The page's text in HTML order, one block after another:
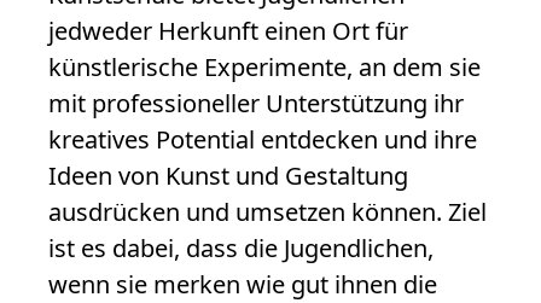
jedweder Herkunft einen Ort für
künstlerische Experimente, an dem sie
mit professioneller Unterstützung ihr
kreatives Potential entdecken und ihre
Ideen von Kunst und Gestaltung
ausdrücken und umsetzen können. Ziel
ist es dabei, dass die Jugendlichen,
wenn sie merken wie gut ihnen die